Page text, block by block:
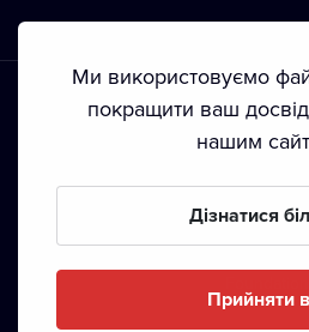
Положення й умови •
Ми використовуємо
покращити ваш
нашим
Дізнатися
Прийняти